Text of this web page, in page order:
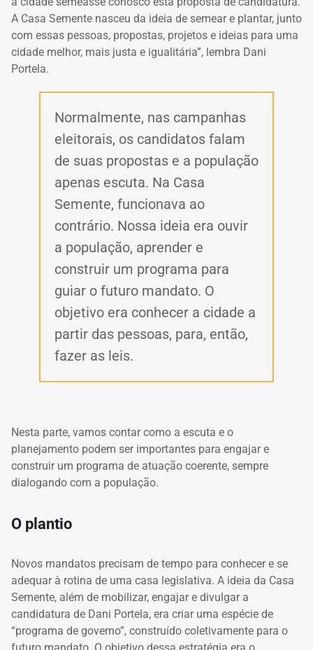
A Casa Semente nasceu da ideia de semear e plantar, junto
com essas pessoas, propostas, projetos e ideias para uma
cidade melhor, mais justa e igualitária”, lembra Dani
Portela.
Normalmente, nas campanhas
eleitorais, os candidatos falam
de suas propostas e a população
apenas escuta. Na Casa
Semente, funcionava ao
contrário. Nossa ideia era ouvir
a população, aprender e
construir um programa para
guiar o futuro mandato. O
objetivo era conhecer a cidade a
partir das pessoas, para, então,
fazer as leis.
Nesta parte, vamos contar como a escuta e o
planejamento podem ser importantes para engajar e
construir um programa de atuação coerente, sempre
dialogando com a população.
O plantio
Novos mandatos precisam de tempo para conhecer e se
adequar à rotina de uma casa legislativa. A ideia da Casa
Semente, além de mobilizar, engajar e divulgar a
candidatura de Dani Portela, era criar uma espécie de
“programa de governo”, construído coletivamente para o